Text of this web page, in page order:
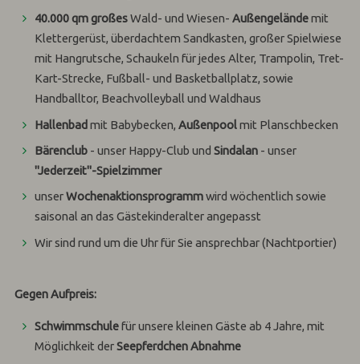
40.000 qm großesWald- und Wiesen-Außengeländemit
Klettergerüst, überdachtem Sandkasten, großer Spielwiese
mit Hangrutsche, Schaukeln für jedes Alter, Trampolin, Tret-
Kart-Strecke, Fußball- und Basketballplatz, sowie
Handballtor, Beachvolleyball und Waldhaus
Hallenbad mit Babybecken,Außenpoolmit Planschbecken
Bärenclub - unser Happy-Club undSindalan - unser
"Jederzeit"-Spielzimmer
unserWochenaktionsprogrammwird wöchentlich sowie
saisonal an das Gästekinderalter angepasst
Wir sind rund um die Uhr für Sie ansprechbar (Nachtportier)
Gegen Aufpreis:
Schwimmschulefür unsere kleinen Gäste ab 4 Jahre, mit
Möglichkeit derSeepferdchen Abnahme